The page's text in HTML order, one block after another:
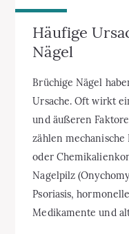
Häufige
Nägel
Brüchige Nägel
Ursache. Oft wirkt
und äußeren
zählen mechanische
oder
Nagelpilz
Psoriasis,
Medikamente und